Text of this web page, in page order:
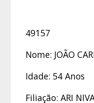
49157
Nome: JOÃO
Idade: 54 Anos
Filiação: ARI